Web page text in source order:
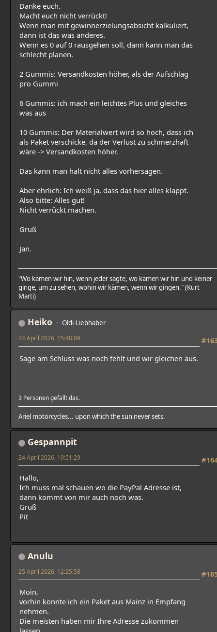
Danke euch.
Macht euch nicht verrückt!
Wenn man mit gewinnerzielungsabsicht kalkuliert,
dann ist das was anderes.
Wenn es 0 auf 0 rausgehen soll, dann kann man das
schlecht planen.
2 Gummis: Versandkosten höher, als der Aufschlag
pro Gummi
6 Gummis: ich mach ein leichtes Plus und gleiches
was aus
10 Gummis: Der Materialwert wird so hoch, dass ich
als Paket verschicke, da der Verlust zu schmerzhaft
wäre -> Versandkosten höher.
Das kann man halt nicht alles vorhersagen.
Aber ehrlich: Ich weiß ja, dass das hier alles klappt.
Also bitte: Alles gut!
Nicht verrückt machen.
Gruß
Jan.
"Wo kämen wir hin, wenn jeder sagte, wo kämen wir hin und keiner
ginge, um zu sehen, wohin wir kämen, wenn wir gingen." (Kurt
Marti)
Heiko Oldi-Liebhaber
24 April 2026, 15:48:09
Sage am Schluss was noch fehlt und wir gleichen aus.
3 Personen gefällt das.
Ariel motorcycles... upon which the sun never sets.
Gespannpit
24 April 2026, 19:51:29
Hallo,
Ich muss mal schauen wo die PayPal Adresse ist,
dann kommt von mir auch noch was.
Gruß
Pit
Anulu
25 April 2026, 12:25:58
Moin,
vorhin konnte ich ein Paket aus Mainz in Empfang
nehmen.
Die meisten haben mir Ihre Adresse zukommen